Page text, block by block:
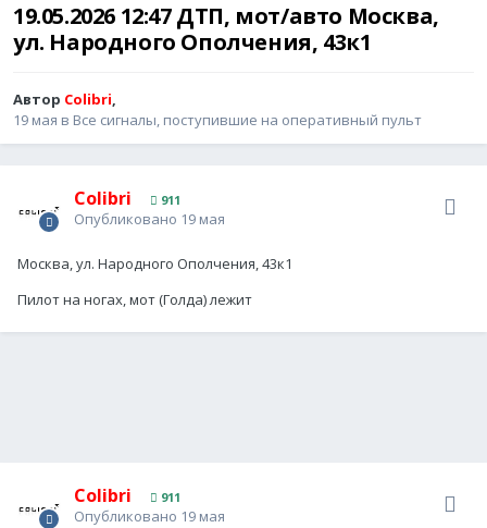
19.05.2026 12:47 ДТП, мот/авто Москва,
ул. Народного Ополчения, 43к1
Автор Colibri,
19 мая в Все сигналы, поступившие на оперативный пульт
Colibri 911
Опубликовано 19 мая
Москва, ул. Народного Ополчения, 43к1
Пилот на ногах, мот (Голда) лежит
Colibri 911
Опубликовано 19 мая